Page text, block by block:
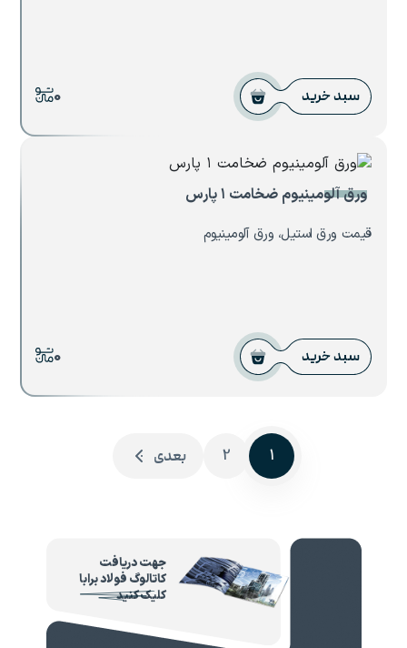
سبد خرید 0
ورق آلومینیوم ضخامت ۱ پارس
قیمت ورق استیل، ورق آلومینیوم
سبد خرید 0
1
2 بعدی
جهت دریافت
کاتالوگ فولاد برابا
کلیک کنید